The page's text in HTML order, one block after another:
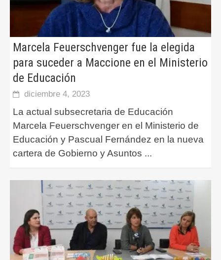
Marcela Feuerschvenger fue la elegida
para suceder a Maccione en el Ministerio
de Educación
diciembre 4, 2023
La actual subsecretaria de Educación
Marcela Feuerschvenger en el Ministerio de
Educación y Pascual Fernández en la nueva
cartera de Gobierno y Asuntos ...